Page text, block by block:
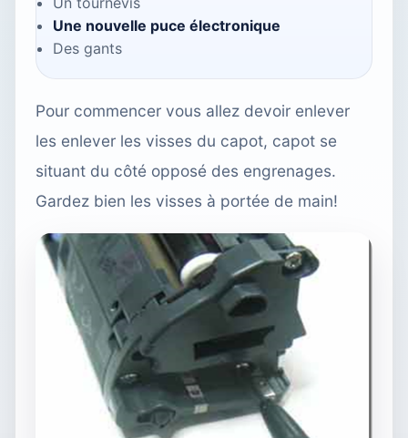
Une nouvelle puce électronique
Des gants
Pour commencer vous allez devoir enlever
les enlever les visses du capot, capot se
situant du côté opposé des engrenages.
Gardez bien les visses à portée de main!